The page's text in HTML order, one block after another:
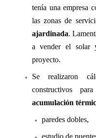
tenía una empresa
las zonas de
ajardinada.
a vender el solar
proyecto.
Se realizaron
constructivos
acumulación
paredes dobles,
estudio de